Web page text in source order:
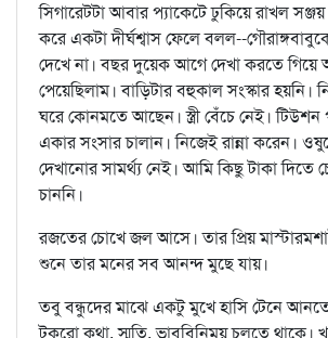
সিগারেটটা আবার প্যাকেটে ঢুকিয়ে রাখল
করে একটা দীর্ঘশ্বাস ফেলে বলল--
দেখে না। বছর দুয়েক আগে দেখা করতে গিয়ে
পেয়েছিলাম। বাড়িটার বহুকাল সংস্কার হয়নি।
ঘরে কোনমতে আছেন। স্ত্রী বেঁচে নেই।
একার সংসার চালান। নিজেই রান্না করেন।
দেখানোর সামর্থ্য নেই। আমি কিছু টাকা দিতে
চাননি।
রজতের চোখে জল আসে। তার প্রিয়
শুনে তার মনের সব আনন্দ মুছে যায়।
তবু বন্ধুদের মাঝে একটু মুখে হাসি টেনে